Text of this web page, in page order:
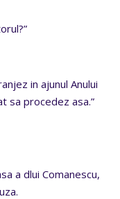
in ajunul Anului
sa procedez asa.”
a dlui Comanescu,